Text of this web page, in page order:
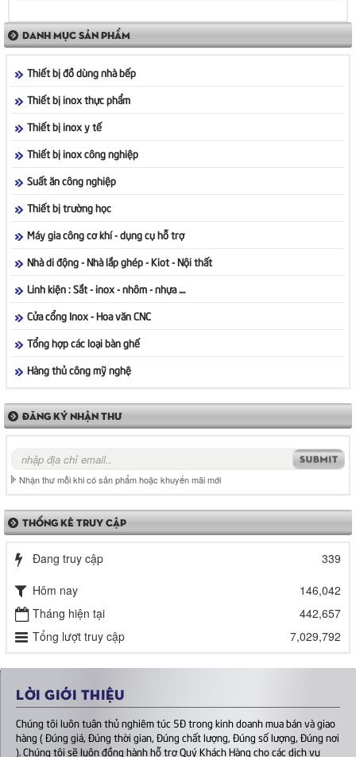
DANH MỤC SẢN PHẨM
Thiết bị đồ dùng nhà bếp
Thiết bị inox thực phẩm
Thiết bị inox y tế
Thiết bị inox công nghiệp
Suất ăn công nghiệp
Thiết bị trường học
Máy gia công cơ khí - dụng cụ hỗ trợ
Nhà di động - Nhà lắp ghép - Kiot - Nội thất
Linh kiện : Sắt - inox - nhôm - nhựa ....
Cửa cổng Inox - Hoa văn CNC
Tổng hợp các loại bàn ghế
Hàng thủ công mỹ nghệ
ĐĂNG KÝ NHẬN THƯ
Nhận thư mỗi khi có sản phẩm hoặc khuyến mãi mới
THỐNG KÊ TRUY CẬP
Đang truy cập
339
Hôm nay
146,042
Tháng hiện tại
442,657
Tổng lượt truy cập
7,029,792
LỜI GIỚI THIỆU
Chúng tôi luôn tuân thủ nghiêm túc 5Đ trong kinh doanh mua bán và giao
hàng ( Đúng giá, Đúng thời gian, Đúng chất lượng, Đúng số lượng, Đúng nơi
). Chúng tôi sẽ luôn đồng hành hỗ trợ Quý Khách Hàng cho các dịch vụ